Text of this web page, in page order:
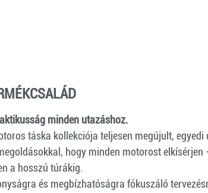
minden utazáshoz.
táska kollekciója teljesen megújult, egyedi
hogy minden motorost elkísérjen
a hosszú túrákig.
és megbízhatóságra fókuszáló